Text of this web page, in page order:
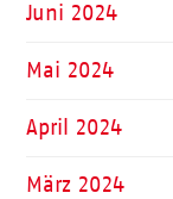
Juni 2024
Mai 2024
April 2024
März 2024